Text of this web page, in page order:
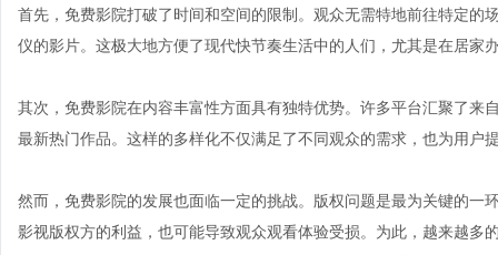
首先，免费影院打破了时间和空间的限制。观众无需特地前往特定的
仪的影片。这极大地方便了现代快节奏生活中的人们，尤其是在居家
其次，免费影院在内容丰富性方面具有独特优势。许多平台汇聚了来
最新热门作品。这样的多样化不仅满足了不同观众的需求，也为用户
然而，免费影院的发展也面临一定的挑战。版权问题是最为关键的一
影视版权方的利益，也可能导致观众观看体验受损。为此，越来越多